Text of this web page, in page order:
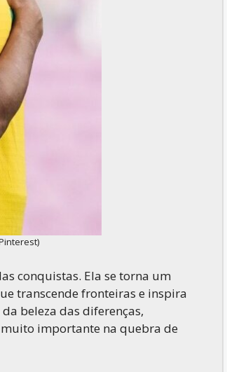
conquistas. Ela se torna um
transcende fronteiras e inspira
beleza das diferenças,
importante na quebra de